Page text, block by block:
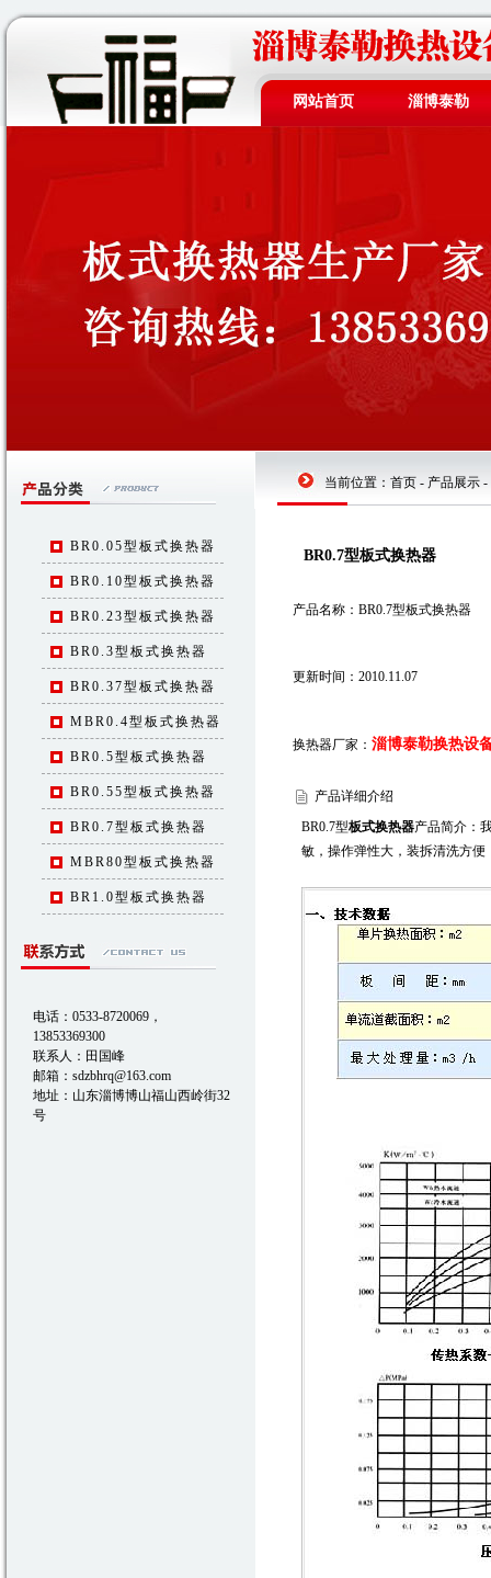
网站首页 淄博泰勒
BR0.05型板式换热器
BR0.10型板式换热器
BR0.23型板式换热器
BR0.3型板式换热器
BR0.37型板式换热器
MBR0.4型板式换热器
BR0.5型板式换热器
BR0.55型板式换热器
BR0.7型板式换热器
MBR80型板式换热器
BR1.0型板式换热器
电话：0533-8720069，
13853369300
联系人：田国峰
邮箱： sdzbhrq@163.com
地址：山东淄博博山福山西岭街32
号
当前位置： 首页 - 产品展示 -
BR0.7型板式换热器
产品名称：BR0.7型板式换热器
更新时间：2010.11.07
换热器厂家： 淄博泰勒换热设
产品详细介绍
BR0.7型板式换热器产品简介：
敏，操作弹性大，装拆清洗方